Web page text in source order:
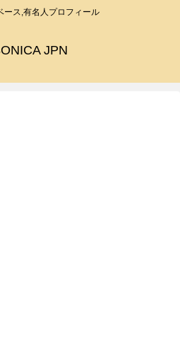
ース,有名人プロフィール
JPN